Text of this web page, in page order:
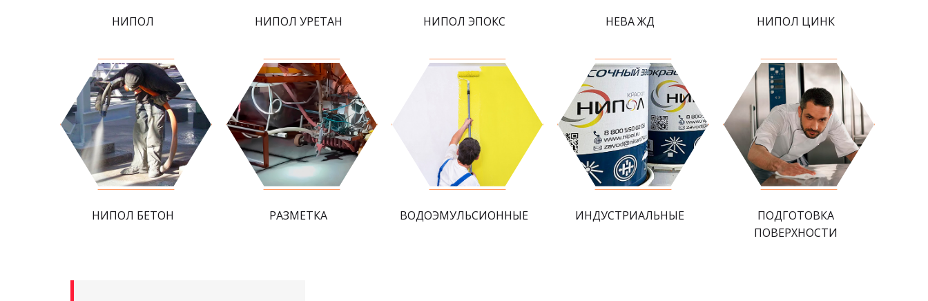
НИПОЛ НИПОЛ УРЕТАН НИПОЛ ЭПОКС НЕВА ЖД НИПОЛ ЦИНК
НИПОЛ БЕТОН РАЗМЕТКА ВОДОЭМУЛЬСИОННЫЕ ИНДУСТРИАЛЬНЫЕ
ПОДГОТОВКА
ПОВЕРХНОСТИ